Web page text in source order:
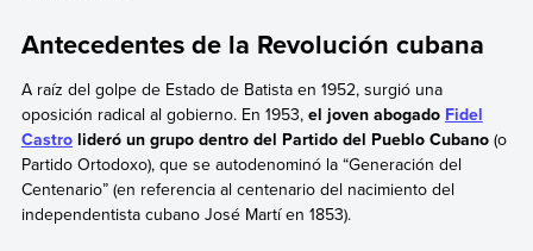
Antecedentes de la Revolución cubana
A raíz del golpe de Estado de Batista en 1952, surgió una
oposición radical al gobierno. En 1953, el joven abogado Fidel
Castrolideró un grupo dentro del Partido del Pueblo Cubano(o
Partido Ortodoxo), que se autodenominó la “Generación del
Centenario” (en referencia al centenario del nacimiento del
independentista cubano José Martí en 1853).